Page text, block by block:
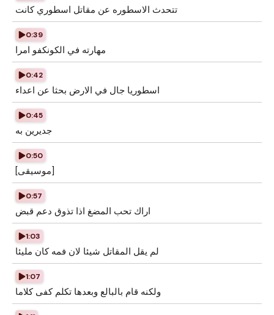
تتحدث الاسطوره عن مقاتل اسطوري كانت
0:39
مهارته في الكونكفو امرا
0:42
اسطوريا جال في الارض بحثا عن اعداء
0:45
جديرين به
0:50
[موسيقى]
0:57
اراك تحب المضغ اذا تذوق دعم قبض
1:03
لم يقل المقاتل شيئا لان فمه كان مليئا
1:07
ولكنه قام بالبالع وبعدها تكلم كفى كلاما